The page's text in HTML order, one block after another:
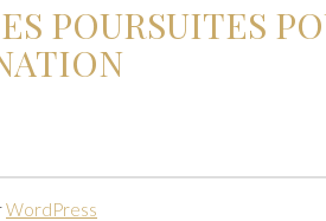
POURSUITES
WordPress